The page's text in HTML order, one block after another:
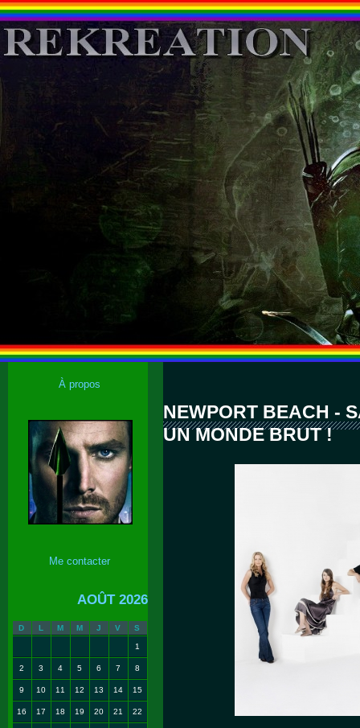
À propos
Me contacter
AOÛT 2026
D L M M J V S
1
2 3 4 5 6 7 8
9 10 11 12 13 14 15
16 17 18 19 20 21 22
NEWPORT BEACH -
UN MONDE BRUT !